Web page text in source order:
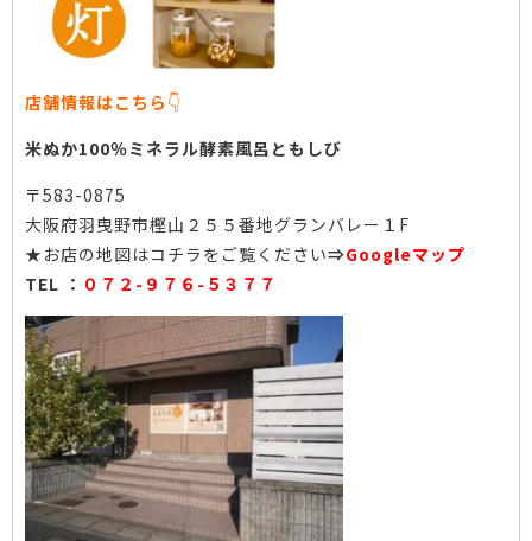
店舗情報はこちら 👇
米ぬか100％ミネラル酵素風呂ともしび
〒583-0875
大阪府羽曳野市樫山２５５番地グランバレー１F
★お店の地図はコチラをご覧ください⇒Googleマップ
TEL ： ０７２-９７６-５３７７